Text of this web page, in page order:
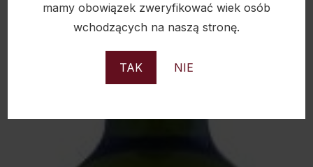
mamy obowiązek zweryfikować wiek osób
wchodzących na naszą stronę.
TAK NIE